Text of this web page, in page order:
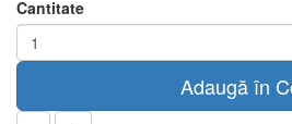
Cantitate
Adaugă în